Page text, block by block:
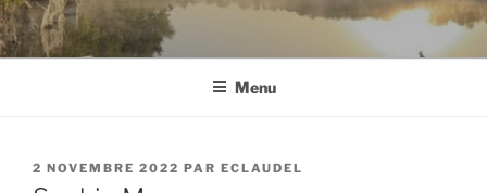
Menu
PUBLIÉ
LE
2 NOVEMBRE 2022 PAR ECLAUDEL